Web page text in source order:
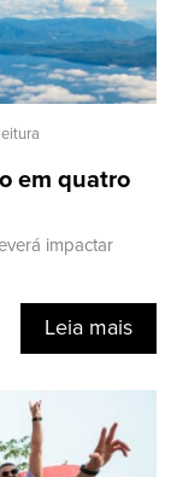
em quatro
impactar
Leia mais